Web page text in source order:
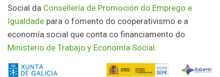
Social da Consellería de Promoción do Emprego e
Igualdade para o fomento do cooperativismo e a
economía social que conta co financiamento do
Ministerio de Trabajo y Economía Social.